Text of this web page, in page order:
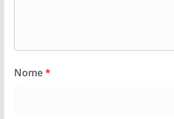
Nome*